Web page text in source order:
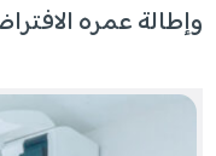
وإطالة عمره